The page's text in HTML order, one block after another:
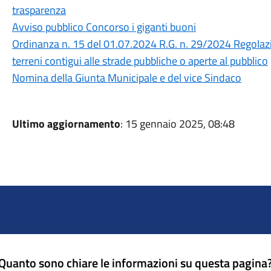
trasparenza
Avviso pubblico Concorso i giganti buoni
Ordinanza n. 15 del 01.07.2024 R.G. n. 29/2024
terreni contigui alle strade pubbliche o aperte al pubblico
Nomina della Giunta Municipale e del vice Sindaco
Ultimo aggiornamento: 15 gennaio 2025, 08:48
sono chiare le informazioni su questa